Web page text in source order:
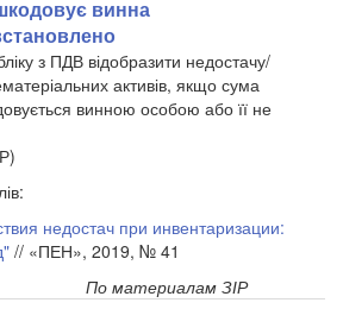
винна
з ПДВ відобразити недостачу/
активів, якщо сума
винною особою або її не
недостач при инвентаризации:
// «ПЕН», 2019, № 41
По материалам ЗІР